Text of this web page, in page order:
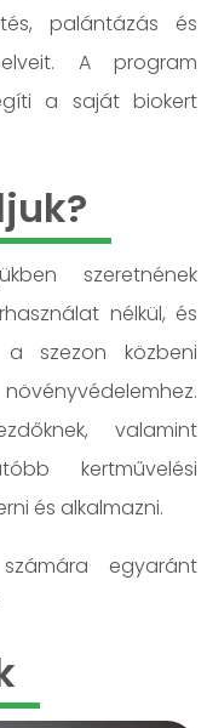
palántázás és
A program
a saját biokert
szeretnének
nélkül, és
a szezon közbeni
valamint
kertművelési
és alkalmazni.
egyaránt